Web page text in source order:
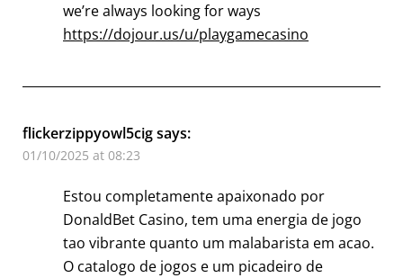
we’re always looking for ways
https://dojour.us/u/playgamecasino
flickerzippyowl5cigsays:
01/10/2025 at 08:23
Estou completamente apaixonado por
DonaldBet Casino, tem uma energia de jogo
tao vibrante quanto um malabarista em acao.
O catalogo de jogos e um picadeiro de